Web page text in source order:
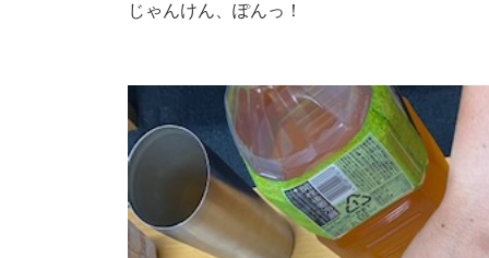
じゃんけん、ぽんっ！